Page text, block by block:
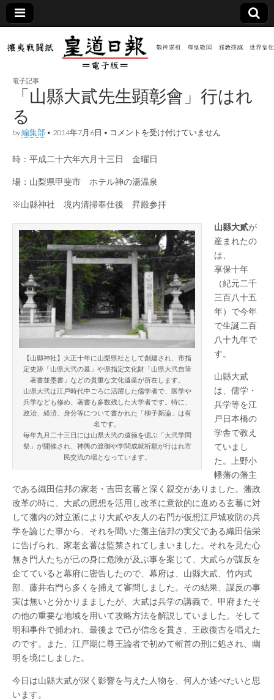
皇道
日報
（防
共新
聞）
電子
版
敬神
尊皇
｜昭
和八
年創
刊
皇道
実
攘夷
戦闘
紙
電子記事
「山縣大貳先生顕彰會」行はれ
る
by編集部 • 2014年7月6日 • 「山
貳
生
彰
會」
は
れ
る
は
コメントを受け付けていません
時：平成二十六年六月十三日 金曜日
場：山梨県甲斐市 ホテル神の湯温泉
※山縣神社 境内清掃奉仕後 昇殿参拝
【山縣神社】大正十年に山梨県社として創建され、市指
定史跡「山県大弐の墓」や県指定文化財「山県大弐自筆
著書並墨書」などの貴重な文化遺産が所在します。
山県大弐は江戸時代中ごろに活躍した儒学者で、医学や
兵学なども修め、著書も多数残した大学者です。特に、
政治、経済、身分等について書かれた「柳子新論」は有
名です。
毎年九月二十三日には山県大弐の遺徳を偲ぶ「大弐学問
祭」が開催され、神輿の渡御や学問成就祈願が行はれ市
民交流の場となっています。
山縣大貳が
産まれたの
は、
享保十年
（紀元二千
三百八十五
年）で今年
で生誕二百
八十九年で
す。
山縣大貳
は、儒学・
兵学等を江
戸日本橋の
学舎で教え
ていまし
た。上野小
幡藩の藩主
である織田信邦の家老・吉田玄蕃と深く親交がありました。藩政
改革の時に、大貳の思想を活用し改革に意欲的に進める玄蕃に対
して藩内の対立派により大貳や友人の右門が仮想江戸城攻防の兵
学を論じた事から、それを聞いた藩主信邦の実父である織田信栄
に告げられ、家老玄蕃は監禁されてしまいました。それを見た心
無き門人たちが己の身に危険が及ぶ事を案じて、大貳らが謀反を
企てていると幕府に密告したので、幕府は、山縣大貳、竹内式
部、藤井右門ら多くを捕えて審問しました。その結果、謀反の事
実は無いと分かりまましたが、大貳は兵学の講義で、甲府またそ
の他の重要な地域を用いて攻略方法を解説していました。そして
明和事件で捕われ、最後まで己が信念を貫き、王政復古を唱えた
のです。また、江戸期に尊王論者で初めて斬首の刑に処され、幽
明を境にしました。
今日は山縣大貳が深く影響を与えた人物を、何人か述べたいと思
います。